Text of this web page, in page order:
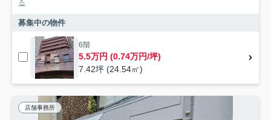
る
募集中の物件
6階
5.5万円 (0.74万円/坪)
7.42坪 (24.54㎡)
店舗事務所